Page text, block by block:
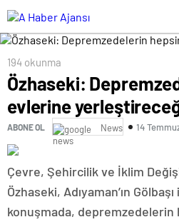
194 okunma
Özhaseki:
evlerine
ABONE OL News 14
Çevre, Şehircilik ve İklim
Özhaseki, Adıyaman’ın
konuşmada, depremzedelerin